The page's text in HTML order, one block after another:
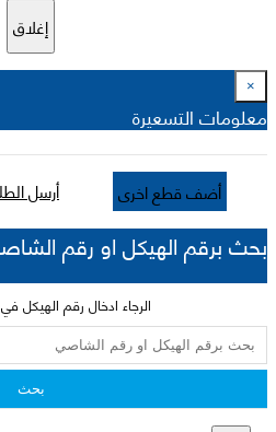
إغلاق
×
معلومات التسعيرة
أضف قطع اخرى أرسل
بحث برقم الهيكل او رقم
الرجاء ادخال رقم الهيكل
بحث